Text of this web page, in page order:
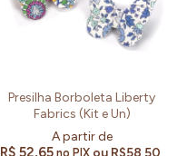
Presilha Borboleta Liberty
Fabrics (Kit e Un)
R$ 52,65no PIX